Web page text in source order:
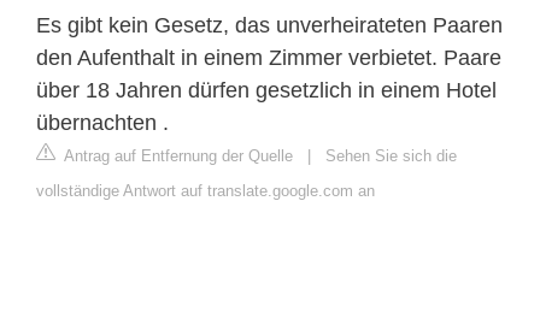
Es gibt kein Gesetz, das unverheirateten Paaren
den Aufenthalt in einem Zimmer verbietet. Paare
über 18 Jahren dürfen gesetzlich in einem Hotel
übernachten .
Antrag auf Entfernung der Quelle | Sehen Sie sich die
vollständige Antwort auf translate.google.com an